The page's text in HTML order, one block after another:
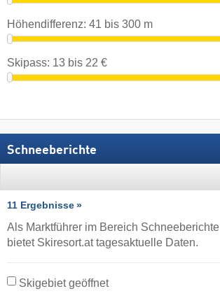
Höhendifferenz: 41 bis 300 m
Skipass: 13 bis 22 €
Schneeberichte
11 Ergebnisse
Als Marktführer im Bereich Schneeberichte
bietet Skiresort.at tagesaktuelle Daten.
Skigebiet geöffnet